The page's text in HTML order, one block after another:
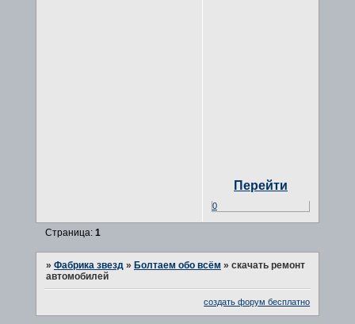
Перейти
0
Страница: 1
» Фабрика звезд » Болтаем обо всём » скачать ремонт
автомобилей
создать форум бесплатно